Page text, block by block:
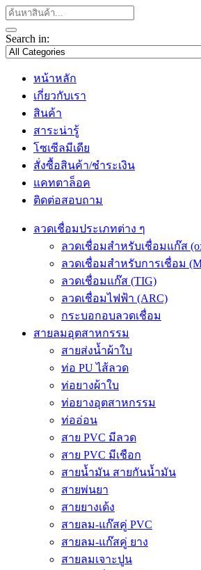
Search in:
หน้าหลัก
เกี่ยวกับเรา
สินค้า
สาระน่ารู้
โซเซีลมีเดีย
สั่งซื้อสินค้า/ชำระเงิน
แคทตาล็อค
ติดต่อสอบถาม
ลวดเชื่อมประเภทต่าง ๆ
ลวดเชื่อมสำหรับเชื่อมแก๊ส
ลวดเชื่อมสำหรับการเชื่อม
ลวดเชื่อมแก๊ส (TIG)
ลวดเชื่อมไฟฟ้า (ARC)
กระบอกอบลวดเชื่อม
สายลมอุตสาหกรรม
สายส่งน้ำผ้าใบ
ท่อ PU ไส้ลวด
ท่อยางผ้าใบ
ท่อยางอุตสาหกรรม
ท่ออ่อน
สาย PVC มีลวด
สาย PVC มีเชือก
สายน้ำมัน สายกันน้ำมัน
สายพ่นยา
สายยางเด้ง
สายลม-แก๊สคู่ PVC
สายลม-แก๊สคู่ ยาง
สายลมเจาะปูน